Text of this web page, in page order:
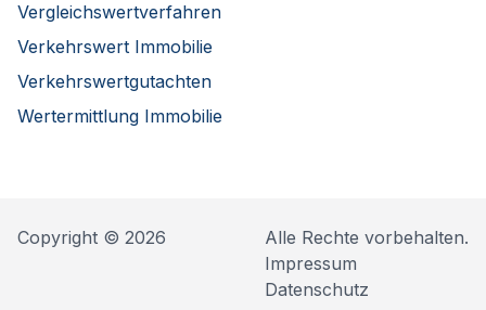
Vergleichswertverfahren
Verkehrswert Immobilie
Verkehrswertgutachten
Wertermittlung Immobilie
Copyright © 2026
Alle Rechte vorbehalten.
Impressum
Datenschutz